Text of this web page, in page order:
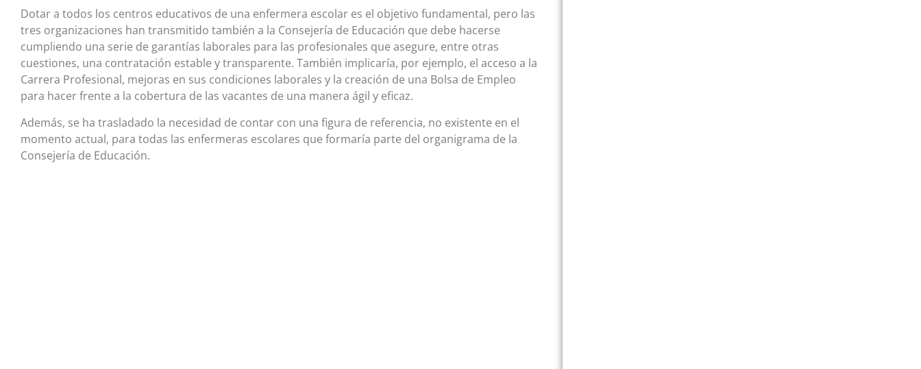
Dotar a todos los centros educativos de una enfermera escolar es el objetivo fundamental, pero las
tres organizaciones han transmitido también a la Consejería de Educación que debe hacerse
cumpliendo una serie de garantías laborales para las profesionales que asegure, entre otras
cuestiones, una contratación estable y transparente. También implicaría, por ejemplo, el acceso a la
Carrera Profesional, mejoras en sus condiciones laborales y la creación de una Bolsa de Empleo
para hacer frente a la cobertura de las vacantes de una manera ágil y eficaz.
Además, se ha trasladado la necesidad de contar con una figura de referencia, no existente en el
momento actual, para todas las enfermeras escolares que formaría parte del organigrama de la
Consejería de Educación.